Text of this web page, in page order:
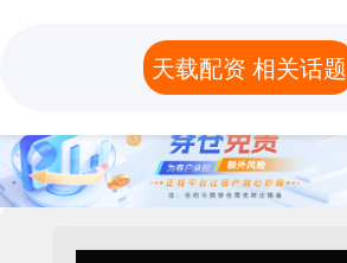
天载配资 相关话题